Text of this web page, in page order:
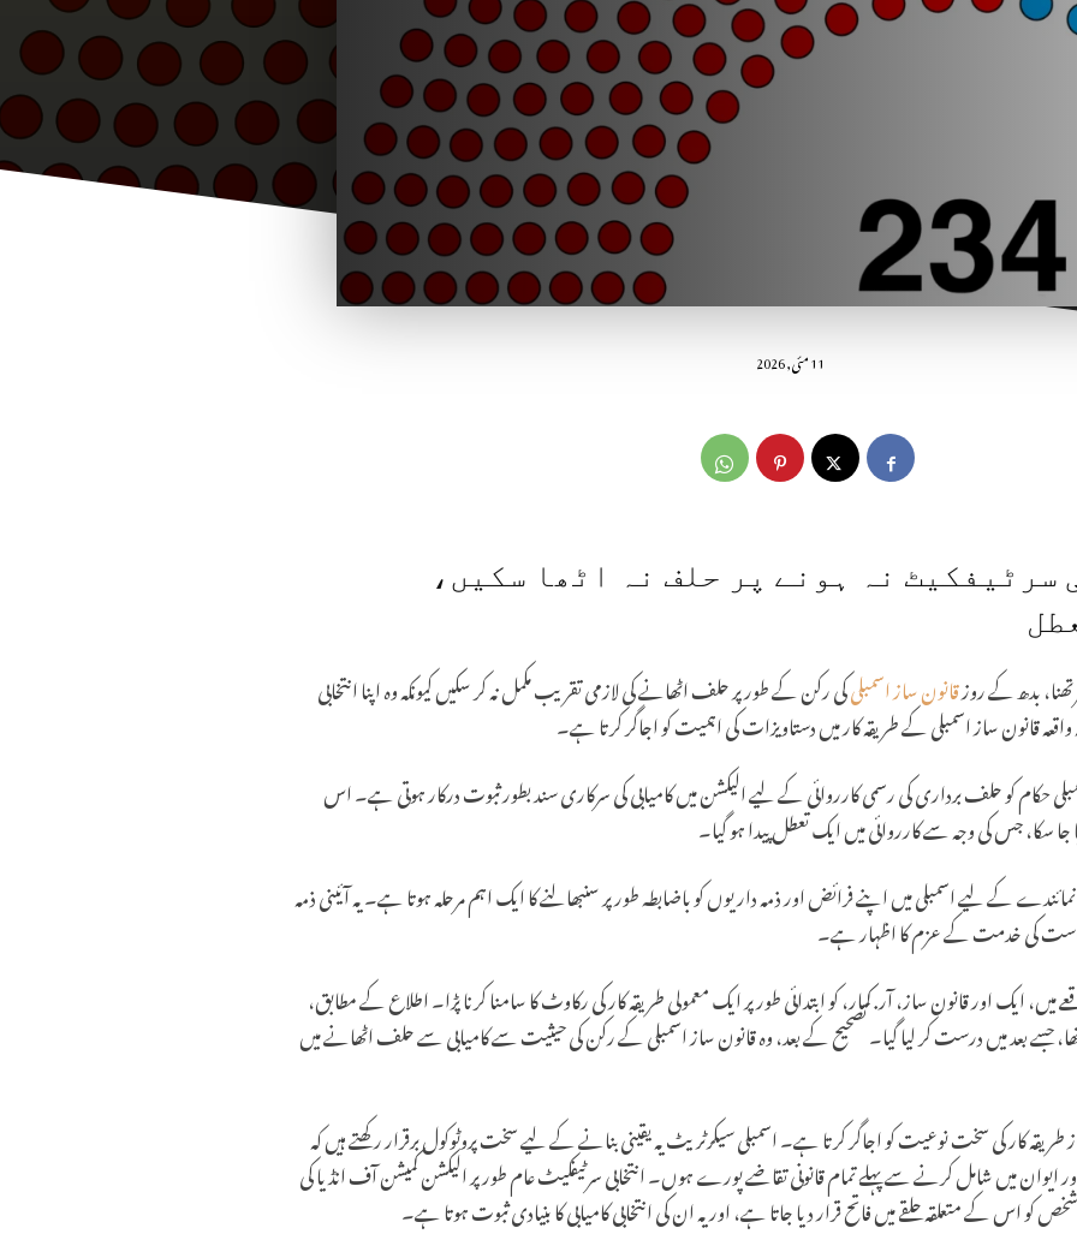
11 مئی, 2026
سرٹیفکیٹ نہ ہونے پر حلف نہ اٹھا سکیں،
بدھ کے روزقانون ساز اسمبلیکی رکن کے طور پر حلف اٹھانے کی لازمی تقریب مکمل نہ کر سکیں کیونکہ وہ اپنا انتخابی
قانون ساز اسمبلی کے طریقہ کار میں دستاویزات کی اہمیت کو اجاگر کرتا ہے۔
حکام کو حلف برداری کی رسمی کارروائی کے لیے الیکشن میں کامیابی کی سرکاری سند بطور ثبوت درکار ہوتی ہے۔ اس
جا سکا، جس کی وجہ سے کارروائی میں ایک تعطل پیدا ہو گیا۔
کے لیے اسمبلی میں اپنے فرائض اور ذمہ داریوں کو باضابطہ طور پر سنبھالنے کا ایک اہم مرحلہ ہوتا ہے۔ یہ آئینی ذمہ
کی خدمت کے عزم کا اظہار ہے۔
میں، ایک اور قانون ساز، آر. کمار، کو ابتدائی طور پر ایک معمولی طریقہ کار کی رکاوٹ کا سامنا کرنا پڑا۔ اطلاع کے مطابق،
جسے بعد میں درست کر لیا گیا۔ تصحیح کے بعد، وہ قانون ساز اسمبلی کے رکن کی حیثیت سے کامیابی سے حلف اٹھانے میں
کار کی سخت نوعیت کو اجاگر کرتا ہے۔ اسمبلی سیکرٹریٹ یہ یقینی بنانے کے لیے سخت پروٹوکول برقرار رکھتے ہیں کہ
ایوان میں شامل کرنے سے پہلے تمام قانونی تقاضے پورے ہوں۔ انتخابی سرٹیفکیٹ عام طور پر الیکشن کمیشن آف انڈیا کی
کے متعلقہ حلقے میں فاتح قرار دیا جاتا ہے، اور یہ ان کی انتخابی کامیابی کا بنیادی ثبوت ہوتا ہے۔